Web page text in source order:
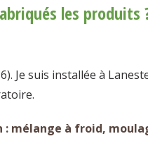
les produits
Je suis installée à
mélange à froid,